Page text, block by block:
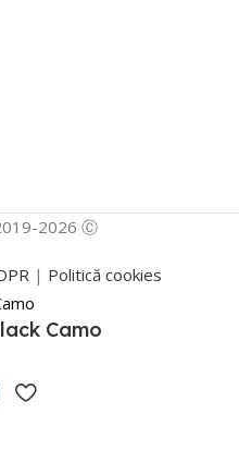
2026 Ⓒ
| Politică cookies
Camo